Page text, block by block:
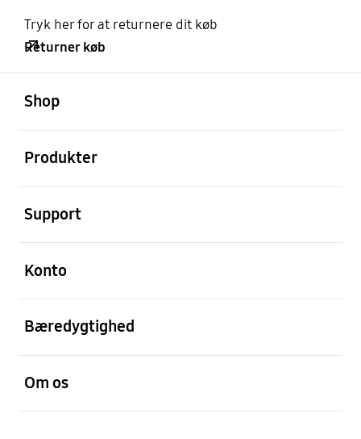
Tryk her for at returnere dit køb
Returner køb
Shop
Produkter
Support
Konto
Bæredygtighed
Om os